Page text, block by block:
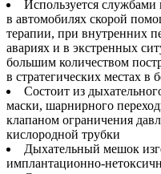
Используется
в автомобилях скорой
терапии, при внутренних
авариях и в экстренных
большим количеством
в стратегических местах в
Состоит из
маски, шарнирного
клапаном ограничения
кислородной трубки
Дыхательный мешок
имплантационно-